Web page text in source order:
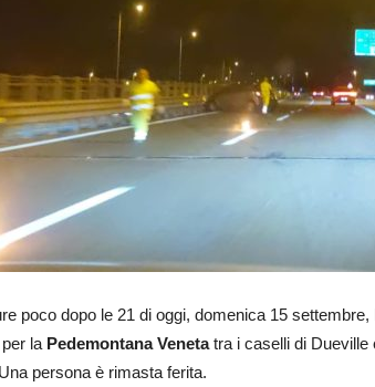
poco dopo le 21 di oggi, domenica 15 settembre,
per la Pedemontana Venetatra i caselli di Dueville
persona è rimasta ferita.